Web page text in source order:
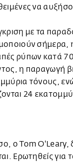
να
με τα
σήμερα,
ρύπων κατά
η παραγωγή
τόνους,
24
ο Tom O'Leary,
Ερωτηθείς για